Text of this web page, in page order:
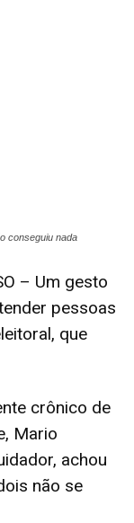
conseguiu nada
– Um gesto
pessoas
que
crônico de
Mario
achou
não se